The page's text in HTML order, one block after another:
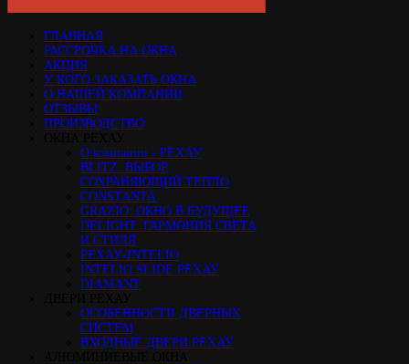
ГЛАВНАЯ
РАССРОЧКА НА ОКНА
АКЦИЯ
У КОГО ЗАКАЗАТЬ ОКНА
О НАШЕЙ КОМПАНИИ
ОТЗЫВЫ
ПРОИЗВОДСТВО
О компании - РЕХАУ
BLITZ: ВЫБОР,
СОХРАНЯЮЩИЙ ТЕПЛО
CONSTANTA
GRAZIO: ОКНО В БУДУЩЕЕ
DELIGHT: ГАРМОНИЯ СВЕТА
И СТИЛЯ
РЕХАУ-INTELIO
INTELIO SLIDE РЕХАУ
DIAMANT
ОСОБЕННОСТИ ДВЕРНЫХ
СИСТЕМ
ВХОДНЫЕ ДВЕРИ РЕХАУ